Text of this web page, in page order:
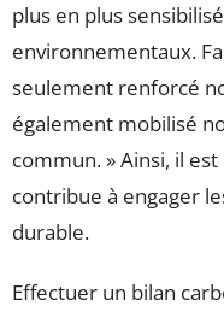
plus en plus
environnementaux.
seulement renforcé
également mobilisé
commun. » Ainsi, il
contribue à engager
durable.
Effectuer un bilan